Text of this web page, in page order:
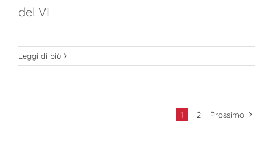
del VI
Leggi di più
1 2 Prossimo